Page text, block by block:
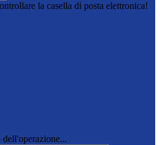
la casella di posta elettronica!